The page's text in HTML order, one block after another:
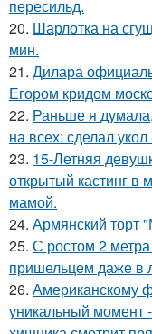
пересильд.
20. Шарлотка на
мин.
21. Дилара
Егором кридом
22. Раньше я
на всех: сделал
23. 15-Летняя
открытый кастинг в
мамой.
24. Армянский торт
25. С ростом 2
пришельцем даже в
26. Американскому
уникальный момент